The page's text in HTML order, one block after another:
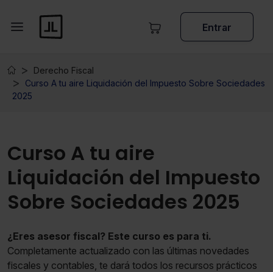
Entrar
Derecho Fiscal
Curso A tu aire Liquidación del Impuesto Sobre Sociedades
2025
Curso A tu aire
Liquidación del Impuesto
Sobre Sociedades 2025
¿Eres asesor fiscal? Este curso es para ti.
Completamente actualizado con las últimas novedades
fiscales y contables, te dará todos los recursos prácticos